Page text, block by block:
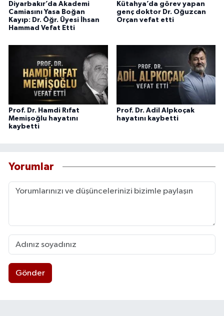
Diyarbakır’da Akademi
Camiasını Yasa Boğan
Kayıp: Dr. Öğr. Üyesi İhsan
Hammad Vefat Etti
Kütahya’da görev yapan
genç doktor Dr. Oğuzcan
Orçan vefat etti
Prof. Dr. Hamdi Rıfat
Memişoğlu hayatını
kaybetti
Prof. Dr. Adil Alpkoçak
hayatını kaybetti
Yorumlar
Gönder